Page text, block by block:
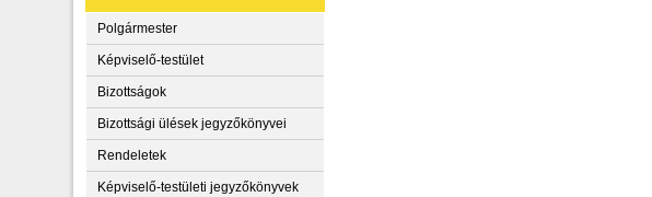
Polgármester
Képviselő-testület
Bizottságok
Bizottsági ülések jegyzőkönyvei
Rendeletek
Képviselő-testületi jegyzőkönyvek